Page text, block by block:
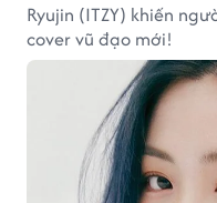
Ryujin (ITZY) khiến
cover vũ đạo mới!